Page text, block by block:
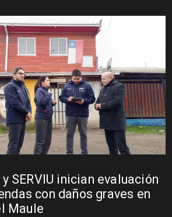
SERVIU inician evaluación
con daños graves en
Maule